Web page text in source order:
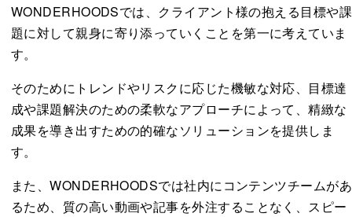
WONDERHOODSでは、クライアント様の抱える目標や課
題に対して親身に寄り添っていくことを第一に考えていま
す。
そのためにトレンドやリスクに応じた機敏な対応、目標達
成や課題解決のための柔軟なアプローチによって、精緻な
成果を導き出すための的確なソリューションを提供しま
す。
また、WONDERHOODSでは社内にコンテンツチームがあ
るため、質の高い動画や記事を外注することなく、スピー